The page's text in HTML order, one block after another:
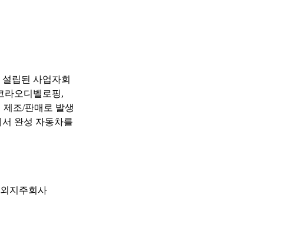
립된 사업자회
라오디벨로핑,
제조/판매로 발생
완성 자동차를
지주회사